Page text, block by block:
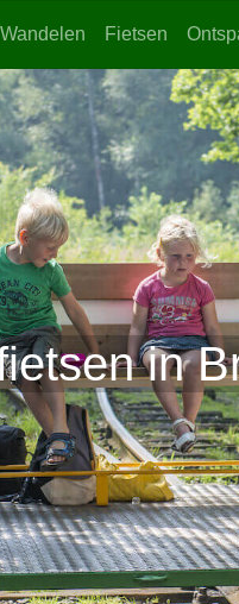
Wandelen Fietsen
in